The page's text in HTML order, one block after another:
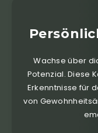
Wachse über
Potenzial. Diese
Erkenntnisse für
von